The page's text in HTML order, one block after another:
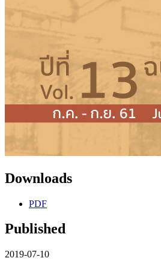
Downloads
PDF
Published
2019-07-10